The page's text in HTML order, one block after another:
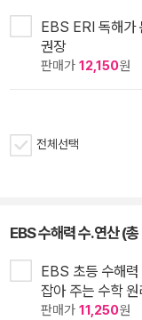
EBS ERI 독해가
권장
판매가 12,150원
전체선택
EBS 수해력 수.연산 (
EBS 초등 수해력
잡아 주는 수학 원
판매가 11,250원